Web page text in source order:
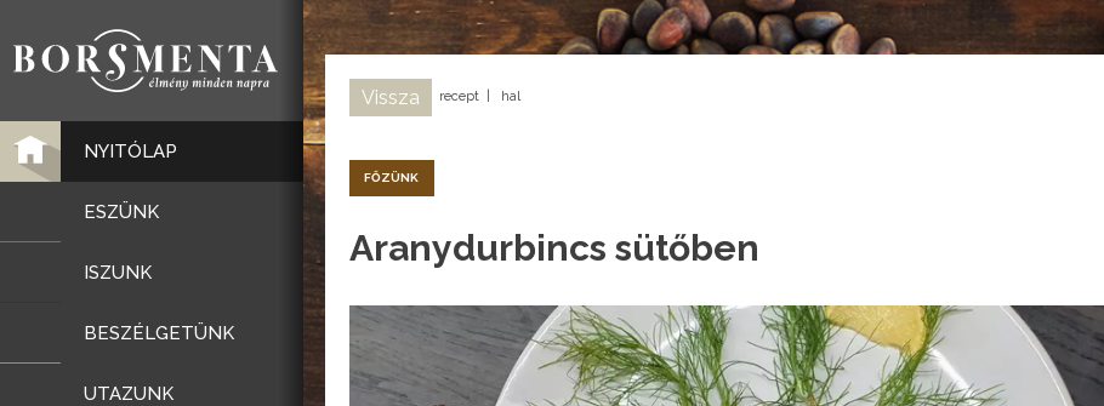
NYITÓLAP
ESZÜNK
ISZUNK
BESZÉLGETÜNK
UTAZUNK
Vissza recept hal
FŐZÜNK
Aranydurbincs sütőben